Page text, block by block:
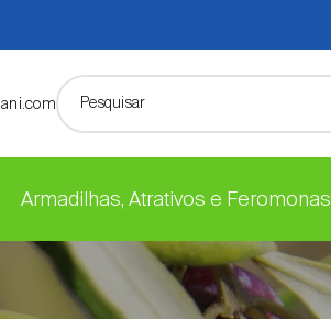
Armadilhas, Atrativos e Feromonas